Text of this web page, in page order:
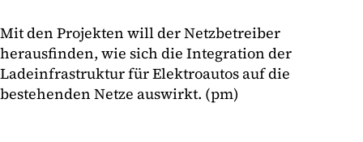
Mit den Projekten will der Netzbetreiber
herausfinden, wie sich die Integration der
Ladeinfrastruktur für Elektroautos auf die
bestehenden Netze auswirkt. (pm)